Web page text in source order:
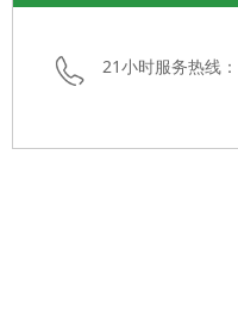
21小时服务热线：